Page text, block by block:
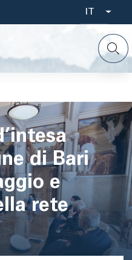
Select
your
IT
di Bari
e
rete